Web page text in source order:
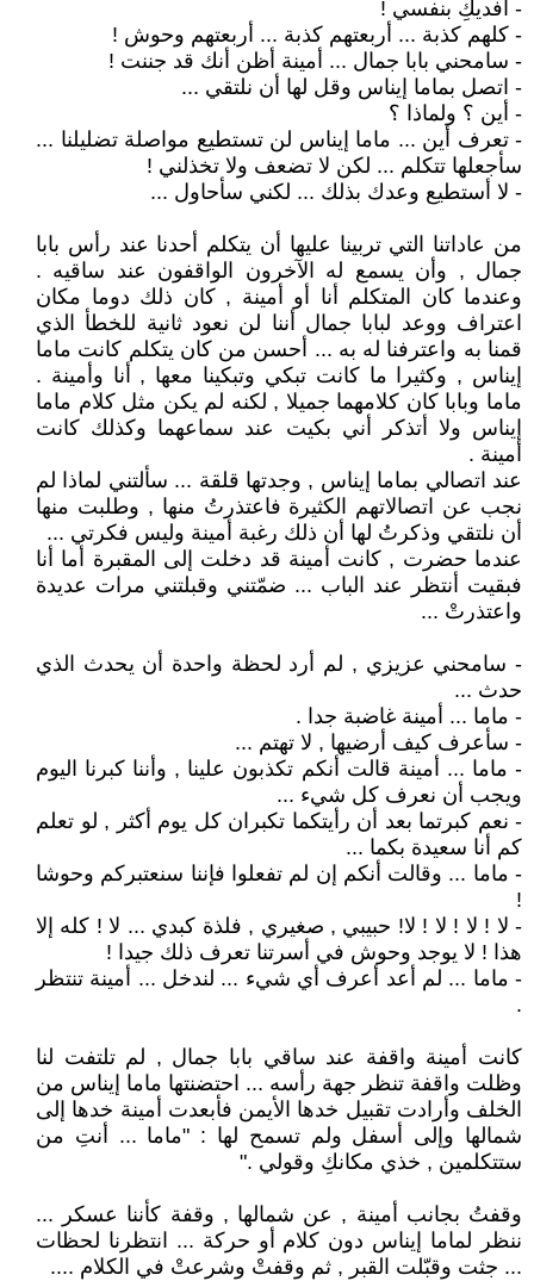
- أفديكِ بنفسي !
- كلهم كذبة ... أربعتهم كذبة ... أربعتهم وحوش !
- سامحني بابا جمال ... أمينة أظن أنك قد جننت !
- اتصل بماما إيناس وقل لها أن نلتقي ...
- أين ؟ ولماذا ؟
- تعرف أين ... ماما إيناس لن تستطيع مواصلة تضليلنا ...
سأجعلها تتكلم ... لكن لا تضعف ولا تخذلني !
- لا أستطيع وعدك بذلك ... لكني سأحاول ...
من عاداتنا التي تربينا عليها أن يتكلم أحدنا عند رأس بابا
جمال , وأن يسمع له الآخرون الواقفون عند ساقيه .
وعندما كان المتكلم أنا أو أمينة , كان ذلك دوما مكان
اعتراف ووعد لبابا جمال أننا لن نعود ثانية للخطأ الذي
قمنا به واعترفنا له به ... أحسن من كان يتكلم كانت ماما
إيناس , وكثيرا ما كانت تبكي وتبكينا معها , أنا وأمينة .
ماما وبابا كان كلامهما جميلا , لكنه لم يكن مثل كلام ماما
إيناس ولا أتذكر أني بكيت عند سماعهما وكذلك كانت
أمينة .
عند اتصالي بماما إيناس , وجدتها قلقة ... سألتني لماذا لم
نجب عن اتصالاتهم الكثيرة فاعتذرتُ منها , وطلبت منها
أن نلتقي وذكرتُ لها أن ذلك رغبة أمينة وليس فكرتي ...
عندما حضرت , كانت أمينة قد دخلت إلى المقبرة أما أنا
فبقيت أنتظر عند الباب ... ضمّتني وقبلتني مرات عديدة
واعتذرتْ ...
- سامحني عزيزي , لم أرد لحظة واحدة أن يحدث الذي
حدث ...
- ماما ... أمينة غاضبة جدا .
- سأعرف كيف أرضيها , لا تهتم ...
- ماما ... أمينة قالت أنكم تكذبون علينا , وأننا كبرنا اليوم
ويجب أن نعرف كل شيء ...
- نعم كبرتما بعد أن رأيتكما تكبران كل يوم أكثر , لو تعلم
كم أنا سعيدة بكما ...
- ماما ... وقالت أنكم إن لم تفعلوا فإننا سنعتبركم وحوشا
!
- لا ! لا ! لا ! لا! حبيبي , صغيري , فلذة كبدي ... لا ! كله إلا
هذا ! لا يوجد وحوش في أسرتنا تعرف ذلك جيدا !
- ماما ... لم أعد أعرف أي شيء ... لندخل ... أمينة تنتظر
.
كانت أمينة واقفة عند ساقي بابا جمال , لم تلتفت لنا
وظلت واقفة تنظر جهة رأسه ... احتضنتها ماما إيناس من
الخلف وأرادت تقبيل خدها الأيمن فأبعدت أمينة خدها إلى
شمالها وإلى أسفل ولم تسمح لها : "ماما ... أنتِ من
ستتكلمين , خذي مكانكِ وقولي ."
وقفتُ بجانب أمينة , عن شمالها , وقفة كأننا عسكر ...
ننظر لماما إيناس دون كلام أو حركة ... انتظرنا لحظات
... جثت وقبّلت القبر , ثم وقفتْ وشرعتْ في الكلام ....